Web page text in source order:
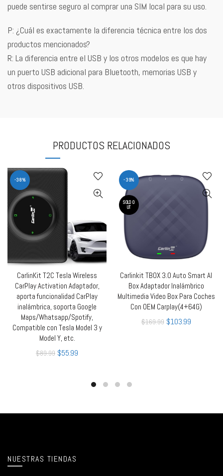
puede sentirse seguro al comprar una SIM local para su uso.
P: ¿Cuál es exactamente la diferencia técnica entre los dos
productos mencionados?
R: La diferencia entre el USB y los otros modelos es que hay
un puerto USB adicional para Bluetooth, memorias USB y
otros dispositivos USB.
PRODUCTOS RELACIONADOS
-38%
AÑADIR AL CARRITO
CarlinKit T2C Tesla Wireless
CarPlay Activation Adaptador,
aporta funcionalidad CarPlay
inalámbrica, soporta Google
Maps/Whatsapp/Spotify,
Compatible con Tesla Model 3 y
Model Y, etc.
$89.99 $55.99
-39%
SOLD O
UT
LEER MÁS
Carlinkit TBOX 3.0 Auto Smart AI
Box Adaptador Inalámbrico
Multimedia Video Box Para Coches
Con OEM Carplay(4+64G)
$169.99 $103.99
NUESTRAS TIENDAS